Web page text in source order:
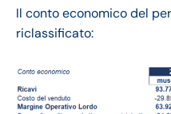
Il conto economico del
riclassificato: